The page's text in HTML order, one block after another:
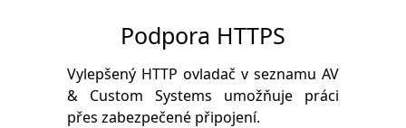
Podpora HTTPS
Vylepšený HTTP ovladač v seznamu AV
& Custom Systems umožňuje práci
přes zabezpečené připojení.